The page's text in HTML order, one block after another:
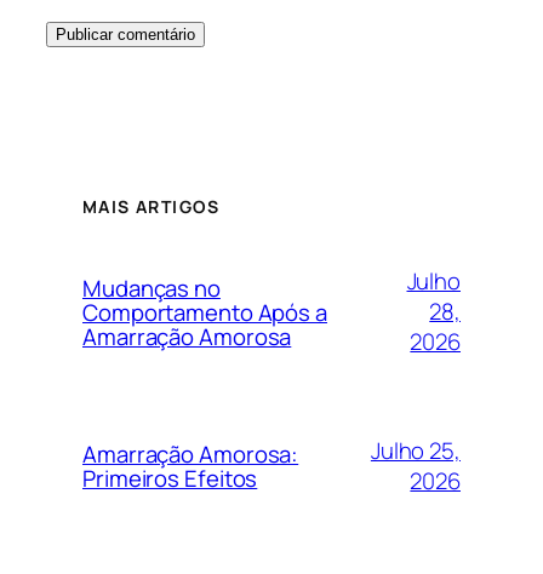
MAIS ARTIGOS
Mudanças no
Comportamento Após a
Amarração Amorosa
Julho
28,
2026
Amarração Amorosa:
Primeiros Efeitos
Julho 25,
2026